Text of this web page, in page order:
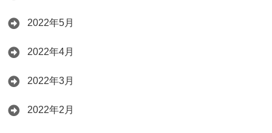
2022年5月
2022年4月
2022年3月
2022年2月